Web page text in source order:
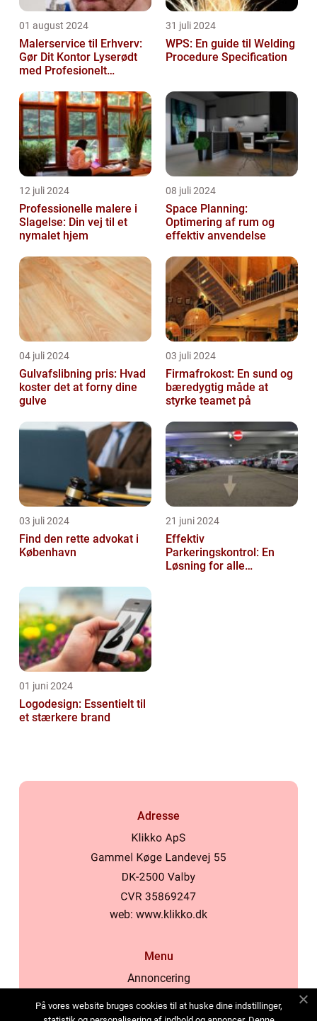
01 august 2024
Malerservice til Erhverv:
Gør Dit Kontor Lyserødt
med Profesionelt
31 juli 2024
WPS: En guide til Welding
Procedure Specification
12 juli 2024
Professionelle malere i
Slagelse: Din vej til et
nymalet hjem
08 juli 2024
Space Planning:
Optimering af rum og
effektiv anvendelse
04 juli 2024
Gulvafslibning pris: Hvad
koster det at forny dine
gulve
03 juli 2024
Firmafrokost: En sund og
bæredygtig måde at
styrke teamet på
03 juli 2024
Find den rette advokat i
København
21 juni 2024
Effektiv
Parkeringskontrol: En
Løsning for alle
01 juni 2024
Logodesign: Essentielt til
et stærkere brand
Adresse
web: www.klikko.dk
Menu
Annoncering
Cookies
På vores website bruges cookies til at huske dine indstillinger,